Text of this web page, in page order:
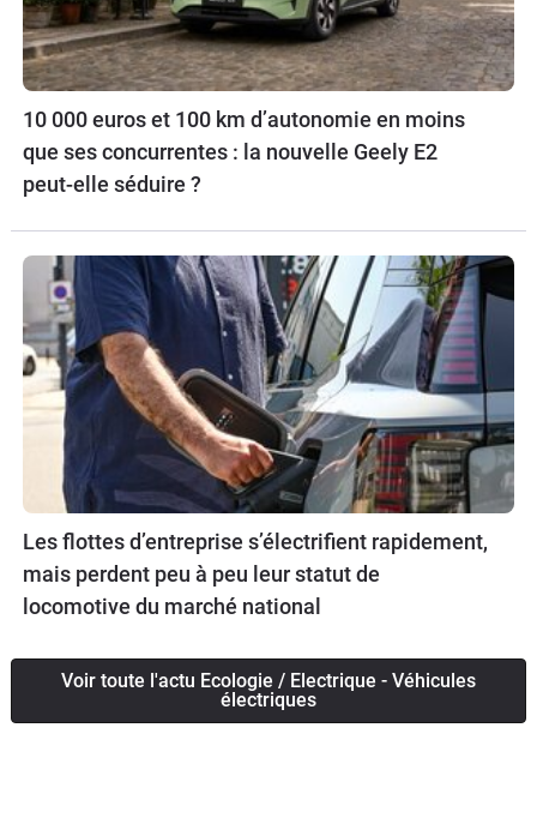
10 000 euros et 100 km d’autonomie en moins
que ses concurrentes : la nouvelle Geely E2
peut-elle séduire ?
Les flottes d’entreprise s’électrifient rapidement,
mais perdent peu à peu leur statut de
locomotive du marché national
Voir toute l'actu Ecologie / Electrique - Véhicules
électriques